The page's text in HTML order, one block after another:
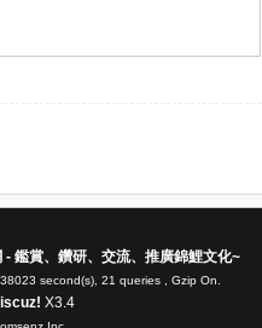
- 鑑賞、鑽研、交流、推廣錦鯉文化~
second(s), 21 queries , Gzip On.
X3.4